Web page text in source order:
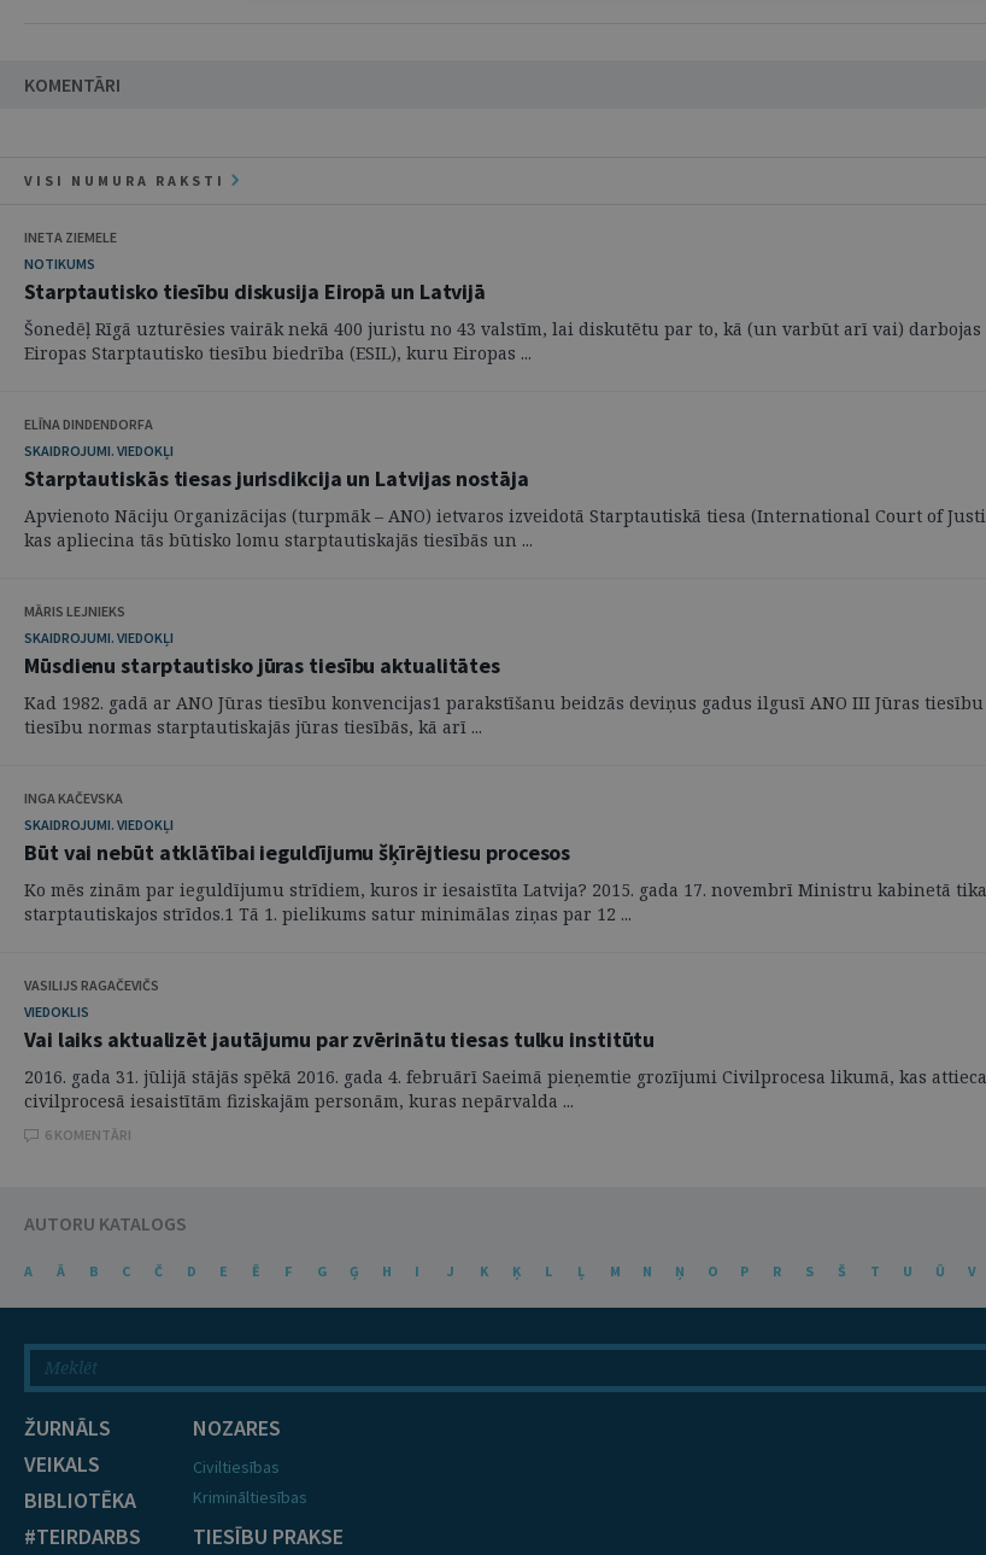
KOMENTĀRI
VISI NUMURA RAKSTI
INETA ZIEMELE
NOTIKUMS
Starptautisko tiesību diskusija Eiropā un Latvijā
Šonedēļ Rīgā uzturēsies vairāk nekā 400 juristu no 43 valstīm, lai diskutētu par to, kā (un varbūt arī vai)
Eiropas Starptautisko tiesību biedrība (ESIL), kuru Eiropas ...
ELĪNA DINDENDORFA
SKAIDROJUMI. VIEDOKĻI
Starptautiskās tiesas jurisdikcija un Latvijas nostāja
Apvienoto Nāciju Organizācijas (turpmāk – ANO) ietvaros izveidotā Starptautiskā tiesa (International Court of
kas apliecina tās būtisko lomu starptautiskajās tiesībās un ...
MĀRIS LEJNIEKS
SKAIDROJUMI. VIEDOKĻI
Mūsdienu starptautisko jūras tiesību aktualitātes
Kad 1982. gadā ar ANO Jūras tiesību konvencijas1 parakstīšanu beidzās deviņus gadus ilgusī ANO III Jūras
tiesību normas starptautiskajās jūras tiesībās, kā arī ...
INGA KAČEVSKA
SKAIDROJUMI. VIEDOKĻI
Būt vai nebūt atklātībai ieguldījumu šķīrējtiesu procesos
Ko mēs zinām par ieguldījumu strīdiem, kuros ir iesaistīta Latvija? 2015. gada 17. novembrī Ministru kabinetā
starptautiskajos strīdos.1 Tā 1. pielikums satur minimālas ziņas par 12 ...
VASILIJS RAGAČEVIČS
VIEDOKLIS
Vai laiks aktualizēt jautājumu par zvērinātu tiesas tulku institūtu
2016. gada 31. jūlijā stājās spēkā 2016. gada 4. februārī Saeimā pieņemtie grozījumi Civilprocesa likumā, kas
civilprocesā iesaistītām fiziskajām personām, kuras nepārvalda ...
6 KOMENTĀRI
AUTORU KATALOGS
A Ā B C Č D E Ē F G Ģ H I J K Ķ L Ļ M N Ņ O P R S Š T U Ū V
ŽURNĀLS
VEIKALS
BIBLIOTĒKA
#TEIRDARBS
NOZARES
Civiltiesības
Krimināltiesības
TIESĪBU PRAKSE